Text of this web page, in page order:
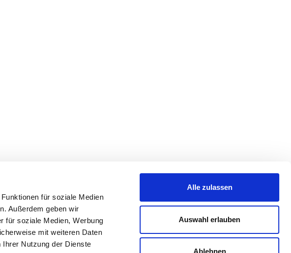
für soziale Medien
Außerdem geben wir
für soziale Medien, Werbung
mit weiteren Daten
Nutzung der Dienste
Alle zulassen
Auswahl erlauben
Ablehnen